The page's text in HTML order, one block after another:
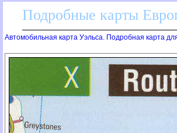
Подробные карты
Автомобильная карта Уэльса. Подробная карта